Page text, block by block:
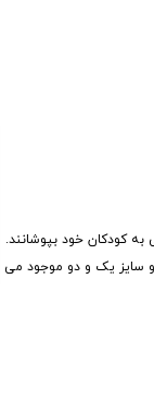
کودکان خود بپوشانند.
سایز یک و دو موجود می